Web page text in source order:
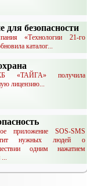
для безопасности
«Технологии 21-го
каталог...
«ТАЙГА» получила
лицензию...
приложение SOS-SMS
нужных людей о
одним нажатием
...